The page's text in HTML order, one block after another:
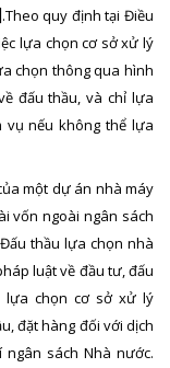
.Theo quy định tại Điều
lựa chọn cơ sở xử lý
chọn thông qua hình
đấu thầu, và chỉ lựa
vụ nếu không thể lựa
một dự án nhà máy
vốn ngoài ngân sách
thầu lựa chọn nhà
luật về đầu tư, đấu
lựa chọn cơ sởxử lý
đặt hàng đối với dịch
sách Nhà nước.